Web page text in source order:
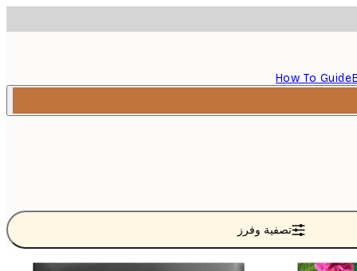
How To Guide
تصفية وفرز